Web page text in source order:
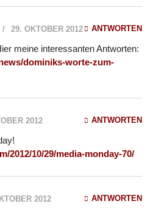
29. OKTOBER 2012 ANTWORTEN
meine interessanten Antworten:
dominiks-worte-zum-
2012 ANTWORTEN
2012/10/29/media-monday-70/
2012 ANTWORTEN